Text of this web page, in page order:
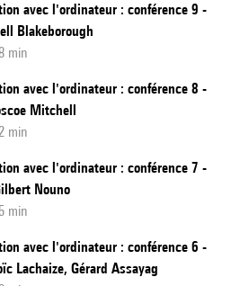
avec l'ordinateur : conférence 9 -
Blakeborough
min
avec l'ordinateur : conférence 8 -
Mitchell
min
avec l'ordinateur : conférence 7 -
Nouno
min
avec l'ordinateur : conférence 6 -
Lachaize, Gérard Assayag